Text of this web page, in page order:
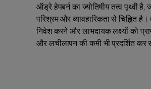
ऑड्रे हेपबर्न का ज्योतिषीय तत्व पृथ्वी
परिश्रम और व्यावहारिकता से चिह्नित
निवेश करने और लाभदायक लक्ष्यों को
और लचीलापन की कमी भी प्रदर्शित